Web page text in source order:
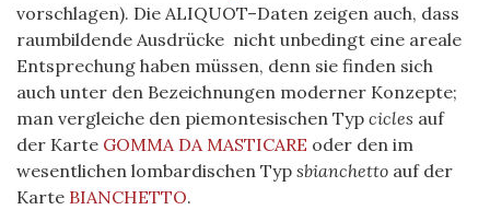
vorschlagen). Die ALIQUOT–Daten zeigen auch, dass
raumbildende Ausdrücke nicht unbedingt eine areale
Entsprechung haben müssen, denn sie finden sich
auch unter den Bezeichnungen moderner Konzepte;
man vergleiche den piemontesischen Typ cicles auf
der Karte GOMMA DA MASTICARE oder den im
wesentlichen lombardischen Typ sbianchetto auf der
Karte BIANCHETTO.